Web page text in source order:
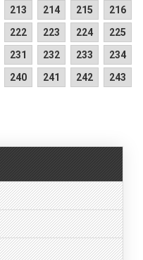
213 214 215
216
222 223 224
225
231 232 233
234
240 241 242
243